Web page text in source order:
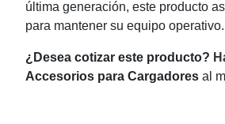
última generación, este producto
para mantener su equipo
¿Desea cotizar este producto?
Accesorios para Cargadores al